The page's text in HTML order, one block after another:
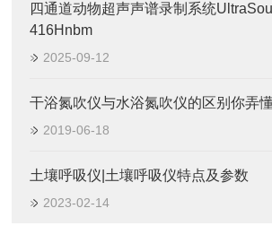
四通道动物超声声谱录制系统
416Hnbm
2025-09-12
干浴氮吹仪与水浴氮吹仪的区别你弄
2019-06-18
土壤呼吸仪|土壤呼吸仪特点及参数
2023-02-14